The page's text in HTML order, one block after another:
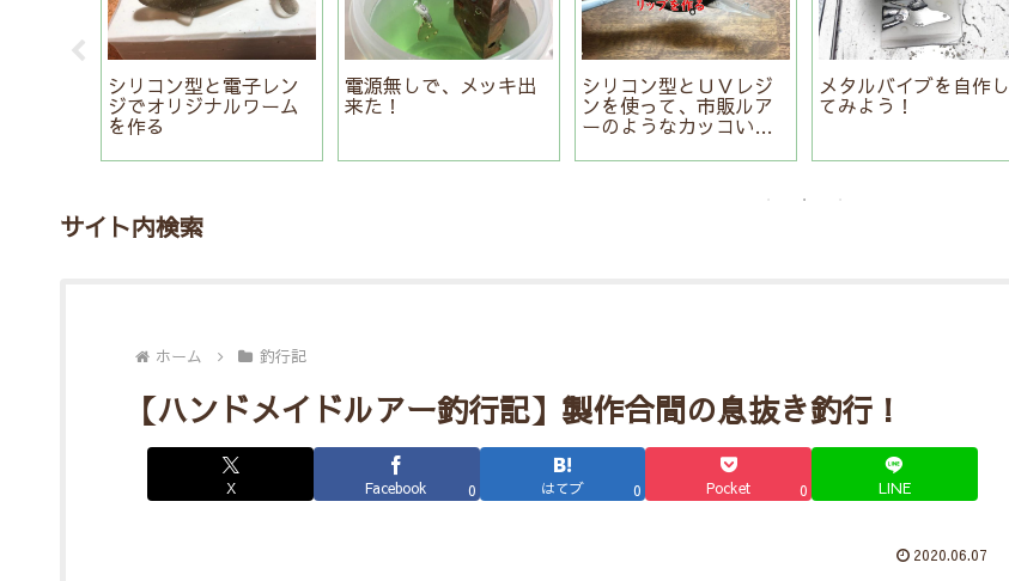
シリコン型と電子レン
ジでオリジナルワーム
を作る
電源無しで、メッキ出
来た！
シリコン型とＵＶレジ
ンを使って、市販ルア
ーのようなカッコいい
メタルバイブを自作し
てみよう！
サイト内検索
ホーム 釣行記
【ハンドメイドルアー釣行記】製作合間の息抜き釣行！
X Facebook 0 はてブ 0 Pocket 0 LINE
2020.06.07